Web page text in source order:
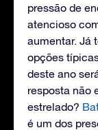
pressão de
atencioso
aumentar. Já
opções
deste ano
resposta não
estrelado?
é um dos